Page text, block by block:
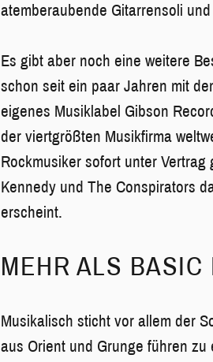
atemberaubende Gitarrensoli
Es gibt aber noch eine weitere
schon seit ein paar Jahren mit
eigenes Musiklabel Gibson
der viertgrößten Musikfirma
Rockmusiker sofort unter
Kennedy und The Conspirators
erscheint.
MEHR ALS BASIC
Musikalisch sticht vor allem der
aus Orient und Grunge führen